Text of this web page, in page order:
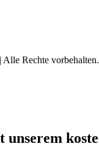
Rechte vorbehalten.
unserem